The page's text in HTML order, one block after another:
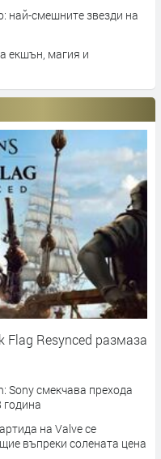
най-смешните звезди на
екшън, магия и
Flag Resynced размаза
Sony смекчава прехода
на Valve се
въпреки солената цена